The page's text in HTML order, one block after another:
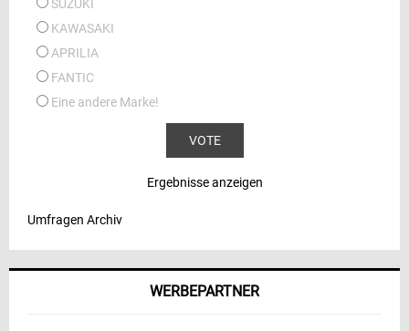
SUZUKI
KAWASAKI
APRILIA
FANTIC
Eine andere Marke!
Ergebnisse anzeigen
Umfragen Archiv
WERBEPARTNER